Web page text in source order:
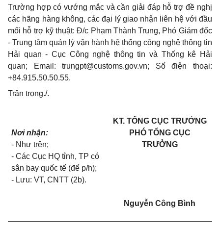
Trường hợp có vướng mắc và cần giải đáp hỗ trợ đề nghị
các hãng hàng không, các đại lý giaonhận liên hệ với đầu
mối hỗ trợ kỹ thuật: Đ/c Phạm Thành Trung, Phó Giám đốc
- Trung tâm quản lý vận hành hệ thống công nghệ thông tin
Hải quan - Cục Công nghệ thông tin và Thống kê Hải
quan; Email:trungpt@customs.gov.vn; Số điện thoại:
+84.915.50.50.55.
Trân trọng./.
Nơi nhận:
- Như trên;
- Các Cục HQ tỉnh, TP có
sân bay quốc tế (để p/h);
- Lưu: VT, CNTT (2b).
KT. TỔNG CỤC TRƯỞNG
PHÓ TỔNG CỤC
TRƯỞNG
Nguyễn Công Bình